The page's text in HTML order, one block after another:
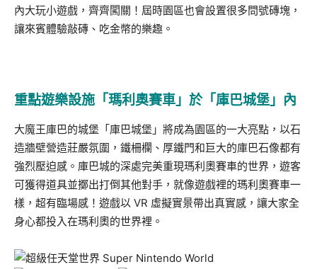
內大玩小遊戲，齊齊闖關！屆時園區也會設置很多問號磚塊，
讓來賓體驗敲磚、吃金幣的樂趣。
重點遊樂設施 「瑪利奧賽車」 於「庫巴城堡」內
大魔王庫巴的城堡「庫巴城堡」將成為園區的一大亮點，以石
造牆壁營造莊嚴氛圍，鐵柵欄、厚鐵門和巨大的庫巴石像都有
強烈壓迫感。庫巴城的深處完美重現瑪利奧賽車的世界，遊客
可獲得道具並擲出打倒其他對手，就像遊戲裡的瑪利奧賽車一
樣，超有臨場感！遊戲以 VR 虛擬實景帶出真實感，讓大家全
身心都投入在瑪利奧的世界裡。